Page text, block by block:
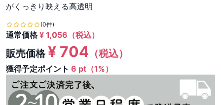
がくっきり映える高透明
(0件)
通常価格¥ 1,056 （税込）
販売価格¥ 704 （税込）
獲得予定ポイント 6 pt（1%）